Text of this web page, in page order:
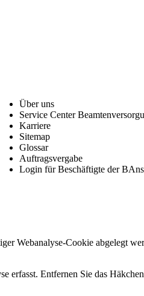
Über uns
Service Center
Karriere
Sitemap
Glossar
Auftragsvergabe
Login für Beschäftigte der
Webanalyse-Cookie abgelegt
erfasst. Entfernen Sie das